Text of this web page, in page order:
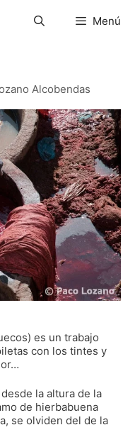
Menú
Alcobendas
es un trabajo
con los tintes y
la altura de la
de hierbabuena
se olviden del de la